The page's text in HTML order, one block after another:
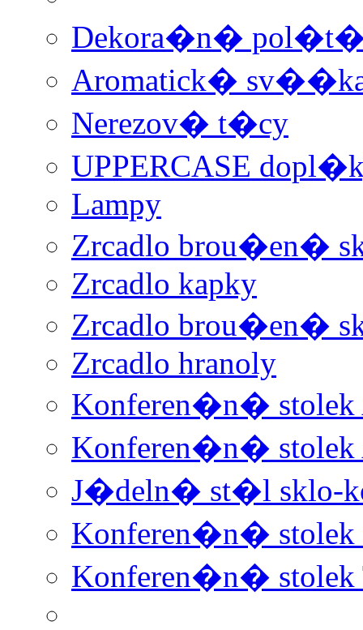
Dekora�n�
Aromatick�
Nerezov� t�cy
UPPERCASE
Lampy
Zrcadlo brou�en�
Zrcadlo kapky
Zrcadlo brou�en�
Zrcadlo hranoly
Konferen�n� stolek
Konferen�n� stolek
J�deln� st�l sklo-
Konferen�n� stolek
Konferen�n� stolek